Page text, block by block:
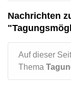
Nachrichten
Auf dieser
Thema